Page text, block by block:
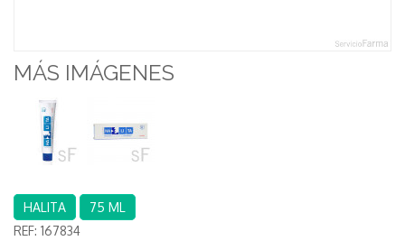
MÁS IMÁGENES
HALITA
75 ML
REF: 167834